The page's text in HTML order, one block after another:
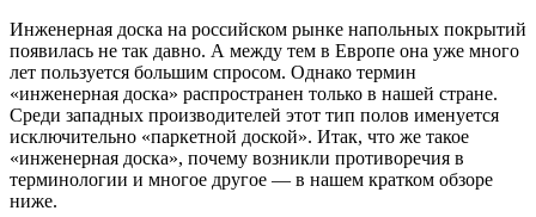
Инженерная доска на российском рынке напольных покрытий
появилась не так давно. А между тем в Европе она уже много
лет пользуется большим спросом. Однако термин
«инженерная доска» распространен только в нашей стране.
Среди западных производителей этот тип полов именуется
исключительно «паркетной доской». Итак, что же такое
«инженерная доска», почему возникли противоречия в
терминологии и многое другое — в нашем кратком обзоре
ниже.